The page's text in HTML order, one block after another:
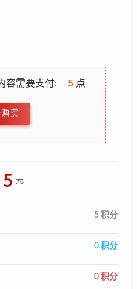
容需要支付: 5点
买
5 元
5 积分
0 积分
0 积分